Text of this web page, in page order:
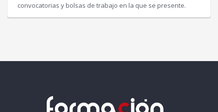
convocatorias y bolsas de trabajo en la que se presente.